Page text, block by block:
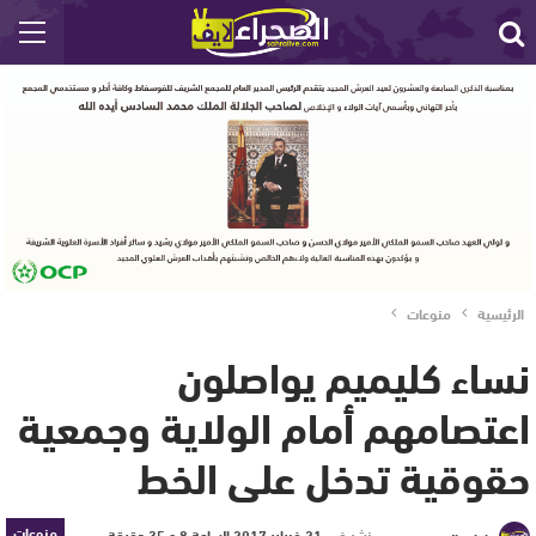
الرئيسية منوعات
نساء كليميم يواصلون
اعتصامهم أمام الولاية وجمعية
حقوقية تدخل على الخط